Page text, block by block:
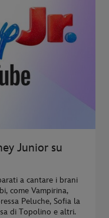
Junior su
a cantare i brani
come Vampirina,
Peluche, Sofia la
di Topolino e altri.